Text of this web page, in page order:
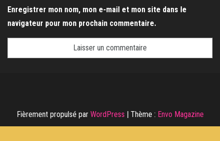
Enregistrer mon nom, mon e-mail et mon site dans le
navigateur pour mon prochain commentaire.
Fièrement propulsé par WordPress | Thème : Envo Magazine